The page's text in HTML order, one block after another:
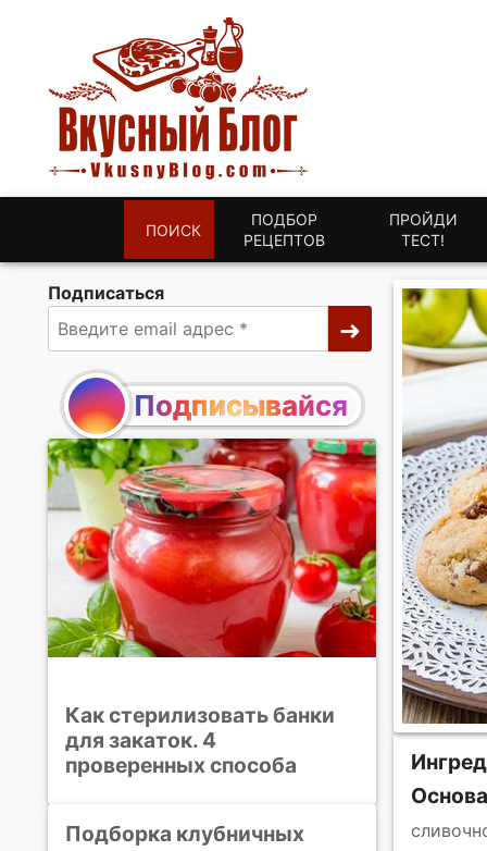
ПОИСК
ПОДБОР
РЕЦЕПТОВ
ПРОЙДИ
ТЕСТ!
Основа
Подписаться
Подписывайся
Как стерилизовать банки
для закаток. 4
проверенных способа
Подборка клубничных